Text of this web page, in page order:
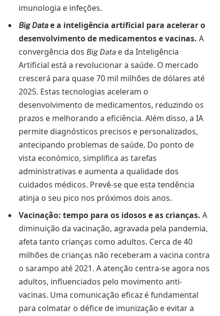
imunologia e infeções.
Big Datae a inteligência artificial para acelerar o
desenvolvimento de medicamentos e vacinas. A
convergência dos Big Data e da Inteligência
Artificial está a revolucionar a saúde. O mercado
crescerá para quase 70 mil milhões de dólares até
2025. Estas tecnologias aceleram o
desenvolvimento de medicamentos, reduzindo os
prazos e melhorando a eficiência. Além disso, a IA
permite diagnósticos precisos e personalizados,
antecipando problemas de saúde. Do ponto de
vista económico, simplifica as tarefas
administrativas e aumenta a qualidade dos
cuidados médicos. Prevê-se que esta tendência
atinja o seu pico nos próximos dois anos.
Vacinação: tempo para os idosos e as crianças. A
diminuição da vacinação, agravada pela pandemia,
afeta tanto crianças como adultos. Cerca de 40
milhões de crianças não receberam a vacina contra
o sarampo até 2021. A atenção centra-se agora nos
adultos, influenciados pelo movimento anti-
vacinas. Uma comunicação eficaz é fundamental
para colmatar o défice de imunização e evitar a